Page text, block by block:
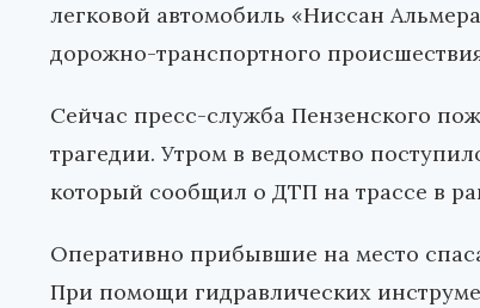
легковой автомобиль «Ниссан
дорожно-транспортного
Сейчас пресс-служба Пензенского
трагедии. Утром в ведомство
который сообщил о ДТП на трассе в
Оперативно прибывшие на место
При помощи гидравлических